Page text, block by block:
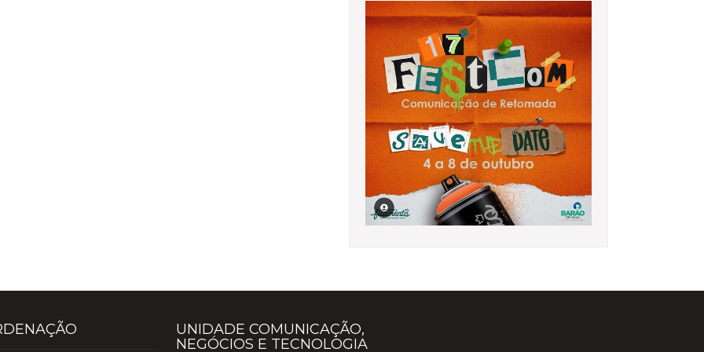
UNIDADE COMUNICAÇÃO,
NEGÓCIOS E TECNOLOGIA